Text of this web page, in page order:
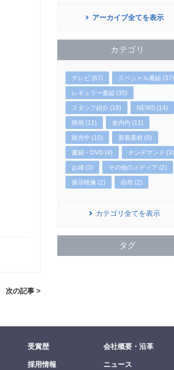
次の記事 >
アーカイブ全てを表示
カテゴリ
テレビ (67) スペシャル番組 (37)
レギュラー番組 (35)
スタッフ紹介 (18) NEWS (14)
映画 (11) 倉内均 (11)
販売中 (10) 新着素材 (5)
書籍・DVD (4) オンデマンド (3)
お城 (3) その他のメディア (2)
展示映像 (2) 自然 (2)
カテゴリ全てを表示
タグ
受賞歴
採用情報
会社概要・沿革
ニュース